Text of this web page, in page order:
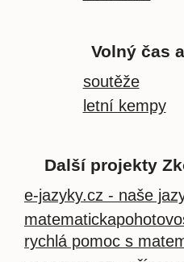
Volný čas
soutěže
letní kempy
Další projekty
e-jazyky.cz - naše
rychlá pomoc s